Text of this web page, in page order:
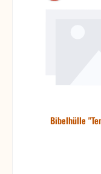
Bibelhülle